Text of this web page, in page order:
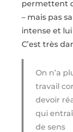
permettent
– mais pas
intense et
C’est très
On n’a
travail
devoir
qui
de sens